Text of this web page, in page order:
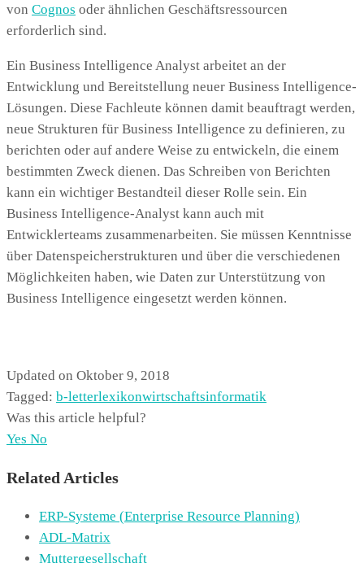
von Cognos oder ähnlichen Geschäftsressourcen
erforderlich sind.
Ein Business Intelligence Analyst arbeitet an der
Entwicklung und Bereitstellung neuer Business Intelligence-
Lösungen. Diese Fachleute können damit beauftragt werden,
neue Strukturen für Business Intelligence zu definieren, zu
berichten oder auf andere Weise zu entwickeln, die einem
bestimmten Zweck dienen. Das Schreiben von Berichten
kann ein wichtiger Bestandteil dieser Rolle sein. Ein
Business Intelligence-Analyst kann auch mit
Entwicklerteams zusammenarbeiten. Sie müssen Kenntnisse
über Datenspeicherstrukturen und über die verschiedenen
Möglichkeiten haben, wie Daten zur Unterstützung von
Business Intelligence eingesetzt werden können.
Updated on Oktober 9, 2018
Tagged: b-letterlexikonwirtschaftsinformatik
Was this article helpful?
Yes No
Related Articles
ERP-Systeme (Enterprise Resource Planning)
ADL-Matrix
Muttergesellschaft